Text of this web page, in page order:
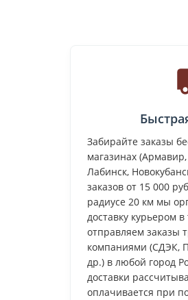
Забирайте заказы
магазинах
Лабинск,
заказов от 15 000
радиусе 20 км мы
доставку курьером
отправляем заказы
компаниями (СДЭК,
др.) в любой город
доставки
оплачивается при